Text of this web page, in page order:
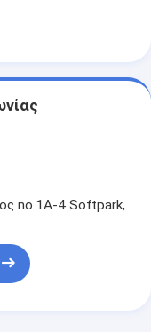
no.1A-4 Softpark,